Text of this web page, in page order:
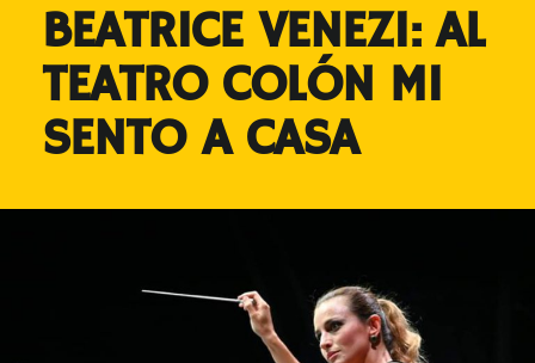
BEATRICE VENEZI: AL
TEATRO COLÓN MI
SENTO A CASA